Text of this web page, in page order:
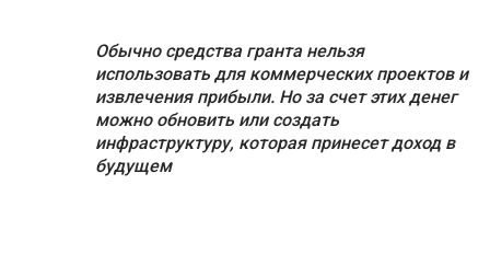
Обычно средства гранта нельзя
использовать для коммерческих проектов и
извлечения прибыли. Но за счет этих денег
можно обновить или создать
инфраструктуру, которая принесет доход в
будущем